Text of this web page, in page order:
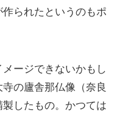
られたというのもポ
ージできないかもし
の廬舎那仏像（奈良
したもの。かつては